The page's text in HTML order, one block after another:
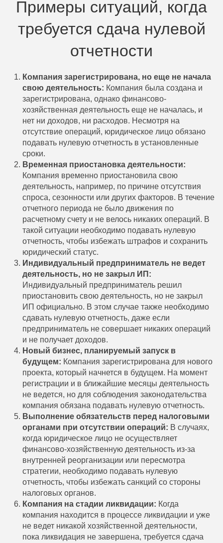
Примеры ситуаций, когда
требуется сдача нулевой
отчетности
Компания зарегистрирована, но еще не начала
свою деятельность: Компания была создана и
зарегистрирована, однако финансово-
хозяйственная деятельность еще не началась, и
нет ни доходов, ни расходов. Несмотря на
отсутствие операций, юридическое лицо обязано
подавать нулевую отчетность в установленные
сроки.
Временная приостановка деятельности:
Компания временно приостановила свою
деятельность, например, по причине отсутствия
спроса, сезонности или других факторов. В течение
отчетного периода не было движения по
расчетному счету и не велось никаких операций. В
такой ситуации необходимо подавать нулевую
отчетность, чтобы избежать штрафов и сохранить
юридический статус.
Индивидуальный предприниматель не ведет
деятельность, но не закрыл ИП:
Индивидуальный предприниматель решил
приостановить свою деятельность, но не закрыл
ИП официально. В этом случае также необходимо
сдавать нулевую отчетность, даже если
предприниматель не совершает никаких операций
и не получает доходов.
Новый бизнес, планируемый запуск в
будущем: Компания зарегистрирована для нового
проекта, который начнется в будущем. На момент
регистрации и в ближайшие месяцы деятельность
не ведется, но для соблюдения законодательства
компания обязана подавать нулевую отчетность.
Выполнение обязательств перед налоговыми
органами при отсутствии операций: В случаях,
когда юридическое лицо не осуществляет
финансово-хозяйственную деятельность из-за
внутренней реорганизации или пересмотра
стратегии, необходимо подавать нулевую
отчетность, чтобы избежать санкций со стороны
налоговых органов.
Компания на стадии ликвидации: Когда
компания находится в процессе ликвидации и уже
не ведет никакой хозяйственной деятельности,
пока ликвидация не завершена, требуется сдача